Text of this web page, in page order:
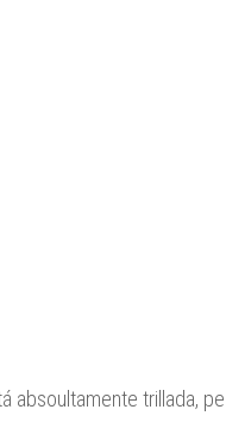
absoultamente trillada,